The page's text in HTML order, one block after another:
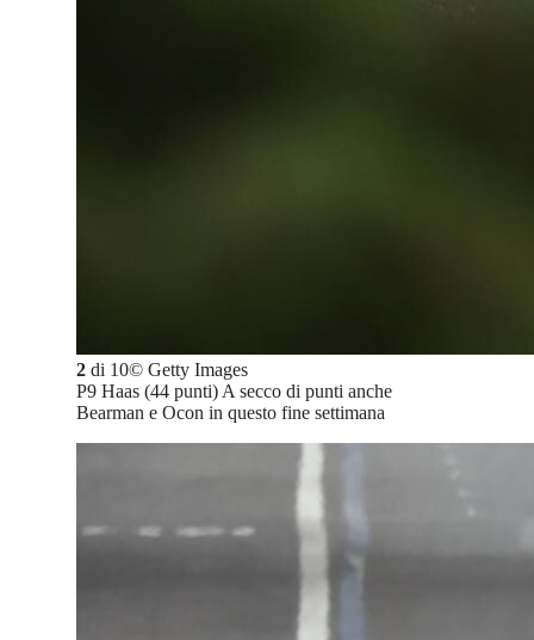
2 di 10© Getty Images
P9 Haas (44 punti) A secco di punti anche
Bearman e Ocon in questo fine settimana